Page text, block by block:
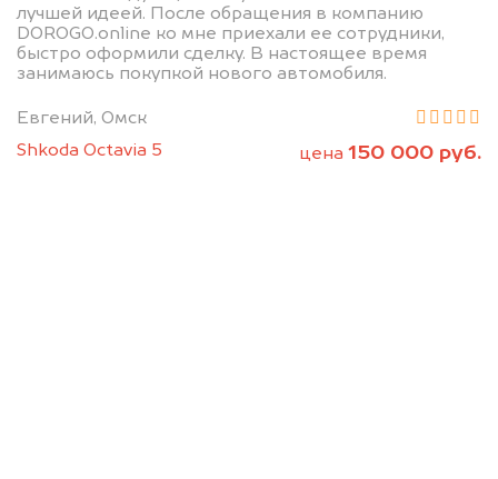
лучшей идеей. После обращения в компанию
DOROGO.online ко мне приехали ее сотрудники,
быстро оформили сделку. В настоящее время
занимаюсь покупкой нового автомобиля.
Евгений, Омск
Shkoda Octavia 5
цена 150 000 руб.